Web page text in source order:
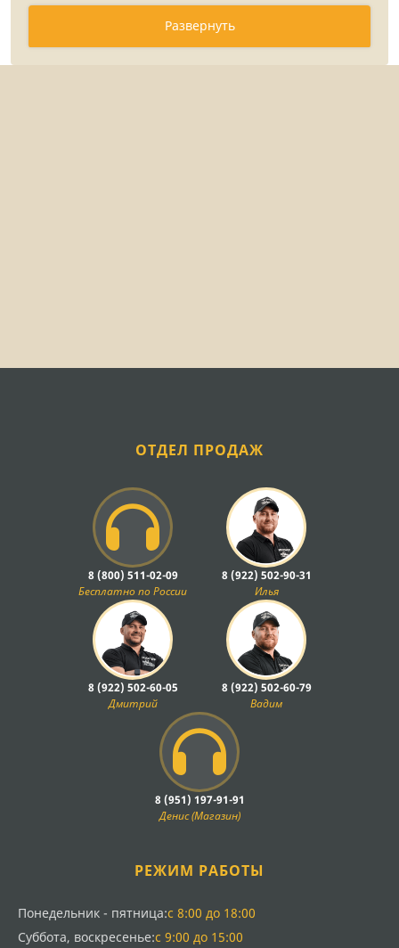
В каталоге ООО "Шонер" представлен полный
ассортимент запчастей для косилки КС-2.1,
замены. Качество режущих элементов напрямую
шестерни и подшипники. Эти компоненты
отбора мощности трактора к рабочим органам
косилки. Особое внимание следует уделять
своевременной замене масла в редукторах и
контролю состояния подшипниковых узлов.
Расходные материалы и элементы
крепления
К расходным материалам для КС-2.1 относятся
различные уплотнители, сальники, болты, гайки и
шплинты. Эти детали кажутся второстепенными, но
их состояние критически важно для надежной работы
косилки. Использование качественных крепежных
элементов предотвращает самопроизвольное
раскручивание соединений при вибрационных
Гидравлические компоненты, включая цилиндры
обслуживания. Герметичность гидросистемы
косилки и защищает механизмы от повреждений при
встрече с препятствиями.
Развернуть
ОТДЕЛ ПРОДАЖ
8 (800) 511-02-09
Бесплатно по России
8 (922) 502-90-31
Илья
8 (922) 502-60-05
Дмитрий
8 (922) 502-60-79
Вадим
8 (951) 197-91-91
Денис (Магазин)
РЕЖИМ РАБОТЫ
Понедельник - пятница:с 8:00 до 18:00
Суббота, воскресенье:с 9:00 до 15:00